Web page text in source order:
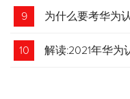
9 为什么要考华为
10 解读:2021年华为